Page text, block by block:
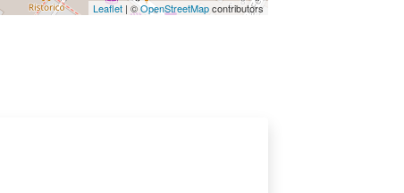
Leaflet| ©OpenStreetMapcontributors